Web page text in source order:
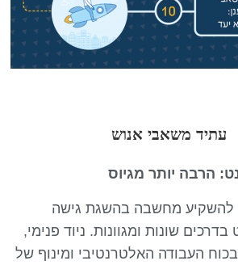
עתיד משאבי אנוש
הרבה יותר מגיוס
להשקיע מחשבה בהשגת גישה
שונות ומגוונות. ניוד פנימי,
העבודה האלטרנטיבי ומינוף של